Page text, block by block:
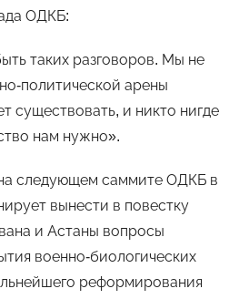
ОДКБ:
таких разговоров. Мы не
политической арены
существовать, и никто нигде
нам нужно».
следующем саммите ОДКБ в
вынести в повестку
и Астаны вопросы
военно-биологических
реформирования